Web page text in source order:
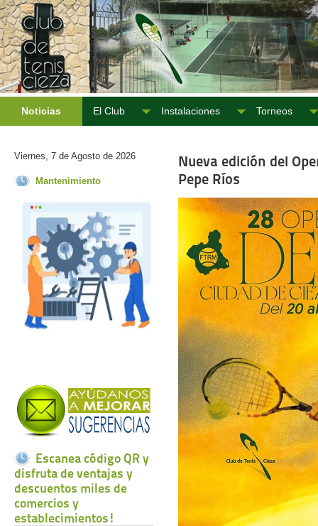
Noticias El Club Instalaciones Torneos
Viernes, 7 de Agosto de 2026
Mantenimiento
Escanea código QR y
disfruta de ventajas y
descuentos miles de
comercios y
establecimientos!
Nueva edición del
Pepe Ríos